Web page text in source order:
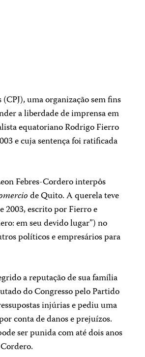
uma organização sem fins
a liberdade de imprensa em
equatoriano Rodrigo Fierro
e cuja sentença foi ratificada
Febres-Cordero interpôs
de Quito. A querela teve
2003, escrito por Fierro e
em seu devido lugar”) no
políticos e empresários para
a reputação de sua família
do Congresso pelo Partido
injúrias e pediu uma
conta de danos e prejuízos.
ser punida com até dois anos